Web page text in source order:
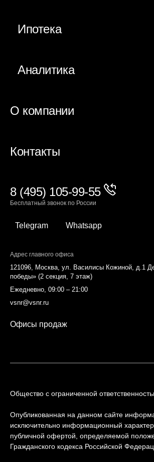
Ипотека
Аналитика
О компании
Контакты
8 (495) 105-99-55
Бесплатный звонок по России
Telegram Whatsapp
Адрес главного офиса
121096, Москва, ул. Василисы Кожиной, д.1
победы» (2 секция, 7 этаж)
Ежедневно, 09:00 – 21:00
vsnr@vsnr.ru
Офисы продаж
Общество с ограниченной
Опубликованная на данном сайте
исключительно информационный
публичной офертой, определяемой
Гражданского кодекса Российской